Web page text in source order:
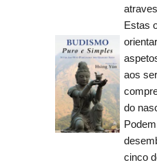
Estas
aos
do
cinco